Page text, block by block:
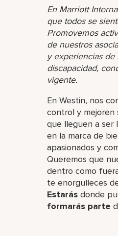
En Marriott
que todos se
Promovemos
de nuestros
y experiencias
discapacidad,
vigente.
En Westin, nos
control y mejoren
que lleguen a ser
en la marca de
apasionados y
Queremos que
dentro como
te enorgulleces
Estarás donde
formarás parte